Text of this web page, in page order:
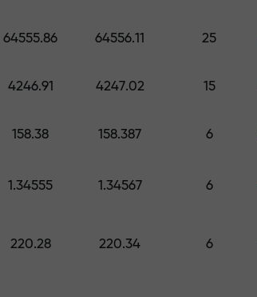
—
— o
64555.86 64556.11 25
4246.91 4247.02 15
158.38 158.387 6
1.34555 1.34567 6
220.28 220.34 6
cursos e webinars para todos